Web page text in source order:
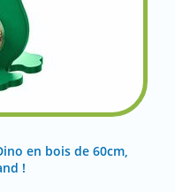
en bois de 60cm,
!